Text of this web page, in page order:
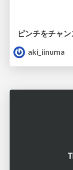
aki_iinuma